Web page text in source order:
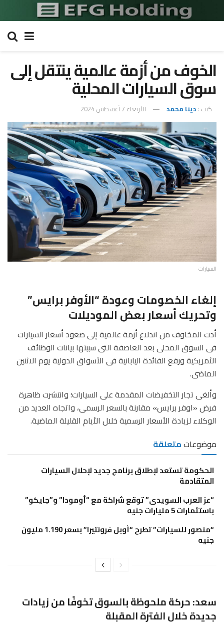
الخوف من أزمة عالمية ينتقل إلى
سوق السيارات المحلية
كتب :دينا محمد الأربعاء 7 أغسطس 2024
السيارات
إلغاء الخصومات وعودة “الأوفر برايس”
وتحريك أسعار بعض الموديلات
أدت المخاوف من اندلاع أزمة عالمية إلى صعود أسعار السيارات
فى السوق المحلى بعد العاصفة التى سببتها بيانات الوظائف
الأمريكية ورفع الفائدة اليابانية فى الأسواق الدولية يوم الاثنين
الماضى.
وألغى تجار التخفيضات المقدمة على السيارات؛ وانتشرت ظاهرة
فرض «اوفر برايس» مقارنة بالسعر الرسمى، واتجاه العديد من
الوكلاء لزيادة الأسعار الرسمية خلال الأيام القليلة الماضية.
موضوعاتمتعلقة
الحكومة تستعد لإطلاق برنامج جديد لإحلال السيارات
المتقادمة
“عز العرب السويدى” توقع شراكة مع “أومودا” و”جايكو”
باستثمارات 5 مليارات جنيه
“منصور للسيارات” تطرح “أوبل فرونتيرا” بسعر 1.190 مليون
جنيه
سعد: حركة ملحوظة بالسوق تخوفًا من زيادات
جديدة خلال الفترة المقبلة